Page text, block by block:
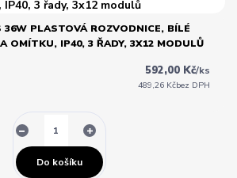
36W PLASTOVÁ ROZVODNICE, BÍLÉ
OMÍTKU, IP40, 3 ŘADY, 3X12 MODULŮ
592,00 Kč/ks
489,26 Kčbez DPH
Do košíku